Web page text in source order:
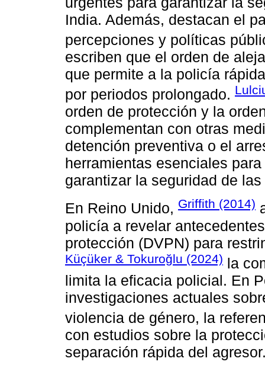
India. Además, destacan el
percepciones y políticas
escriben que el orden de
que permite a la policía
por periodos prolongado.
orden de protección y la
complementan con otras
detención preventiva o el
herramientas esenciales
garantizar la seguridad de
En Reino Unido, Griffith (2014)
policía a revelar
protección (DVPN) para
Küçüker & Tokuroğlu (2024) la
limita la eficacia policial. En
investigaciones actuales
violencia de género, la
con estudios sobre la
separación rápida del